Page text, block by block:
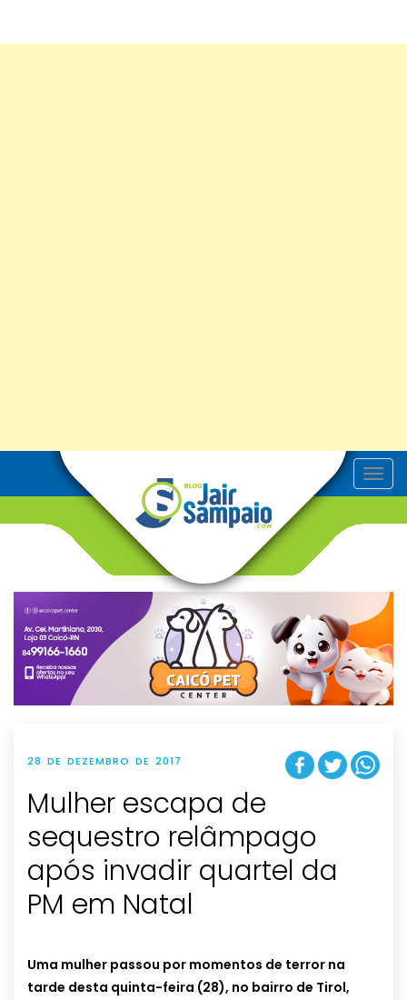
T
o
v
g
t
i
o
n
28 DE DEZEMBRO DE 2017
Mulher escapa de
sequestro relâmpago
após invadir quartel da
PM em Natal
Uma mulher passou por momentos de terror na
tarde desta quinta-feira (28), no bairro de Tirol,